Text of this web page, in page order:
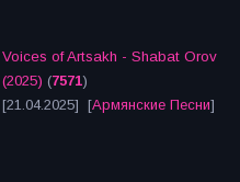
Voices of Artsakh - Shabat Orov
(2025) (7571)
[21.04.2025] [Армянские Песни]